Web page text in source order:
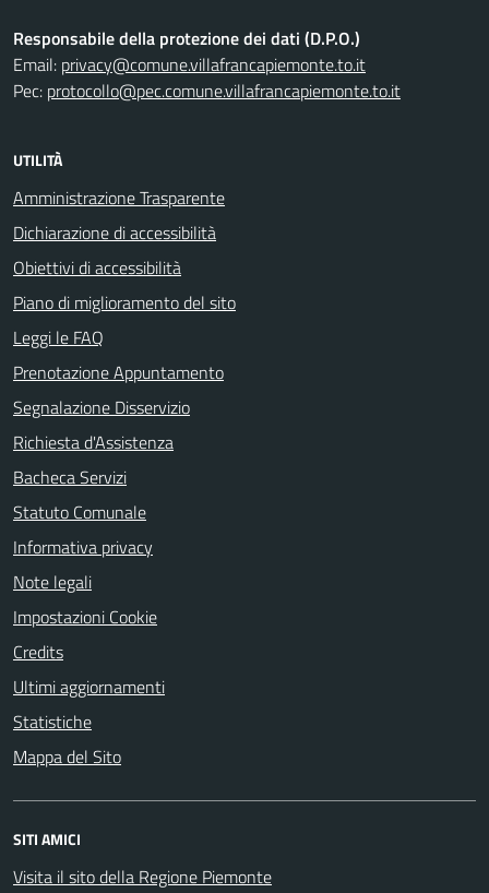
Responsabile della protezione dei dati (D.P.O.)
Email: privacy@comune.villafrancapiemonte.to.it
Pec: protocollo@pec.comune.villafrancapiemonte.to.it
UTILITÀ
Amministrazione Trasparente
Dichiarazione di accessibilità
Obiettivi di accessibilità
Piano di miglioramento del sito
Leggi le FAQ
Prenotazione Appuntamento
Segnalazione Disservizio
Richiesta d'Assistenza
Bacheca Servizi
Statuto Comunale
Informativa privacy
Note legali
Impostazioni Cookie
Credits
Ultimi aggiornamenti
Statistiche
Mappa del Sito
SITI AMICI
Visita il sito della Regione Piemonte